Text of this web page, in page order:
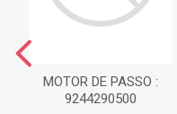
MOTOR DE PASSO :
9244290500